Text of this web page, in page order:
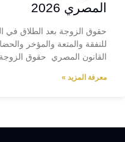
المصري 2026
للنفقة والمتعة والمؤخر
القانون المصري حقوق الزوجة
معرفة المزيد »